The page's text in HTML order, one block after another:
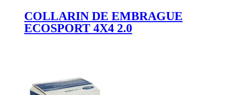
COLLARIN DE EMBRAGUE
ECOSPORT 4X4 2.0